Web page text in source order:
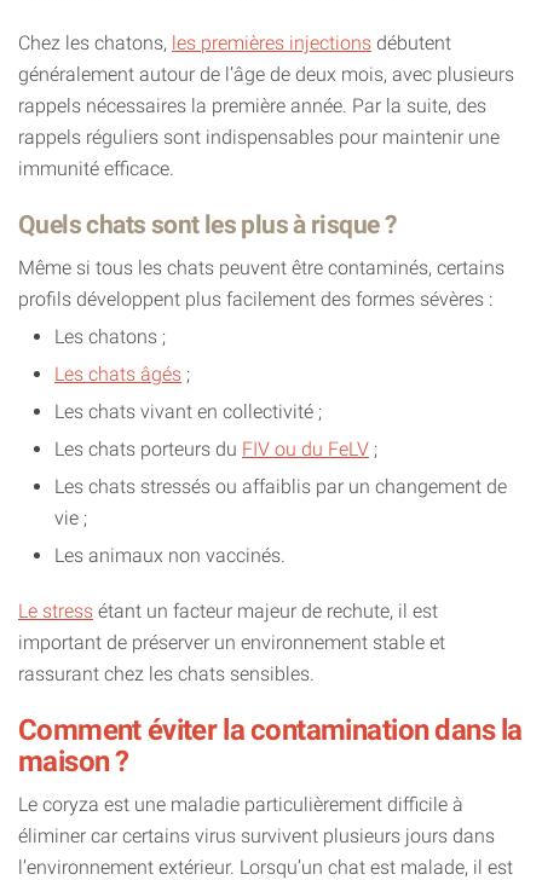
Chez les chatons, les premières injections débutent
généralement autour de l’âge de deux mois, avec plusieurs
rappels nécessaires la première année. Par la suite, des
rappels réguliers sont indispensables pour maintenir une
immunité efficace.
Quels chats sont les plus à risque ?
Même si tous les chats peuvent être contaminés, certains
profils développent plus facilement des formes sévères :
Les chatons ;
Les chats âgés ;
Les chats vivant en collectivité ;
Les chats porteurs du FIV ou du FeLV ;
Les chats stressés ou affaiblis par un changement de
vie ;
Les animaux non vaccinés.
Le stress étant un facteur majeur de rechute, il est
important de préserver un environnement stable et
rassurant chez les chats sensibles.
Comment éviter la contamination dans la
maison ?
Le coryza est une maladie particulièrement difficile à
éliminer car certains virus survivent plusieurs jours dans
l’environnement extérieur. Lorsqu’un chat est malade, il est